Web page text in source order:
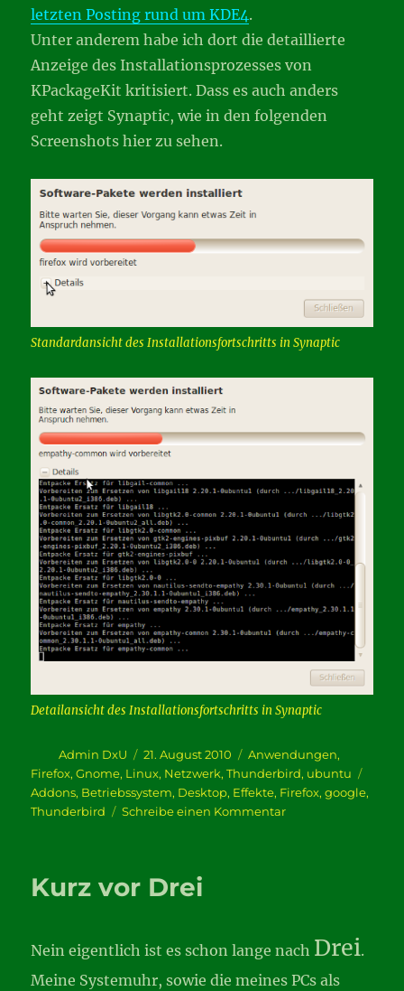
letzten Posting rund um KDE4.
Unter anderem habe ich dort die detaillierte
Anzeige des Installationsprozesses von
KPackageKit kritisiert. Dass es auch anders
geht zeigt Synaptic, wie in den folgenden
Screenshots hier zu sehen.
Standardansicht des Installationsfortschritts in Synaptic
Detailansicht des Installationsfortschritts in Synaptic
Autor
Admin DxU
Veröffentlicht
am
21. August 2010 Kategorien
Anwendungen,
Firefox,Gnome, Linux, Netzwerk,Thunderbird, ubuntu
Addons, Betriebssystem, Desktop, Effekte, Firefox,google,
Thunderbird
Schreibe einen Kommentarzu
Kurz vor Drei
Nein eigentlich ist es schon lange nach Drei.
Meine Systemuhr, sowie die meines PCs als